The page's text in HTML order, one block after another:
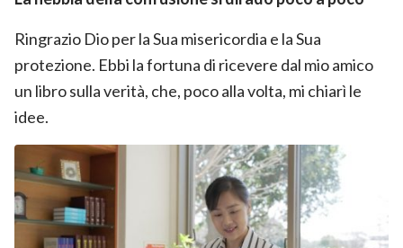
Ringrazio Dio per la Sua misericordia e la Sua
protezione. Ebbi la fortuna di ricevere dal mio amico
un libro sulla verità, che, poco alla volta, mi chiarì le
idee.